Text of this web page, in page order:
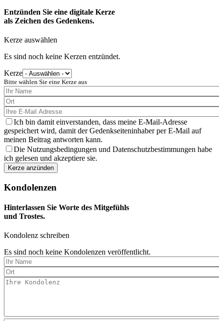
Entzünden Sie eine digitale Kerze
als Zeichen des Gedenkens.
Kerze auswählen
Es sind noch keine Kerzen entzündet.
Kerze
Bitte wählen Sie eine Kerze aus
Ich bin damit einverstanden, dass meine E-Mail-Adresse
gespeichert wird, damit der Gedenkseiteninhaber per E-Mail auf
meinen Beitrag antworten kann.
Die Nutzungsbedingungen und Datenschutzbestimmungen habe
ich gelesen und akzeptiere sie.
Kondolenzen
Hinterlassen Sie Worte des Mitgefühls
und Trostes.
Kondolenz schreiben
Es sind noch keine Kondolenzen veröffentlicht.